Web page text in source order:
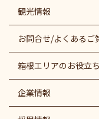
観光情報
お問合せ/よくあるご
箱根エリアのお役立
企業情報